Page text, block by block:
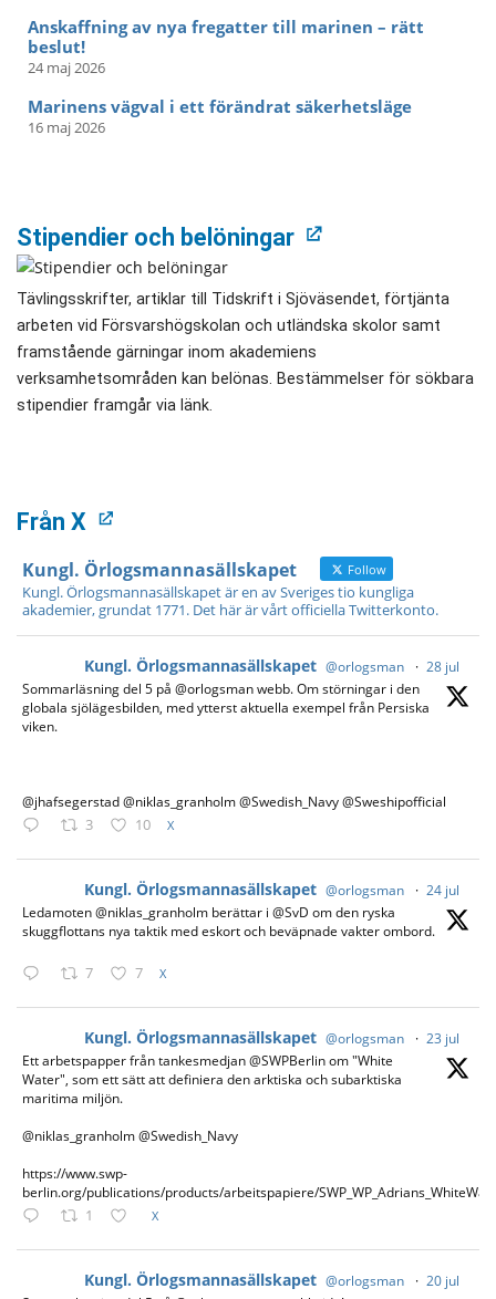
Anskaffning av nya fregatter till marinen – rätt
beslut!
24 maj 2026
Marinens vägval i ett förändrat säkerhetsläge
16 maj 2026
Stipendier och belöningar
Tävlingsskrifter, artiklar till Tidskrift i Sjöväsendet, förtjänta
arbeten vid Försvarshögskolan och utländska skolor samt
framstående gärningar inom akademiens
verksamhetsområden kan belönas. Bestämmelser för sökbara
stipendier framgår via länk.
Från X
Kungl. Örlogsmannasällskapet Follow
Kungl. Örlogsmannasällskapet är en av Sveriges tio kungliga
akademier, grundat 1771. Det här är vårt officiella Twitterkonto.
Kungl. Örlogsmannasällskapet @orlogsman · 28 jul
Sommarläsning del 5 på @orlogsman webb. Om störningar i den
globala sjölägesbilden, med ytterst aktuella exempel från Persiska
viken.
@jhafsegerstad @niklas_granholm @Swedish_Navy @Sweshipofficial
3 10 X
Kungl. Örlogsmannasällskapet @orlogsman · 24 jul
Ledamoten @niklas_granholm berättar i @SvD om den ryska
skuggflottans nya taktik med eskort och beväpnade vakter ombord.
7 7 X
Kungl. Örlogsmannasällskapet @orlogsman · 23 jul
Ett arbetspapper från tankesmedjan @SWPBerlin om "White
Water", som ett sätt att definiera den arktiska och subarktiska
maritima miljön.
@niklas_granholm @Swedish_Navy
https://www.swp-
berlin.org/publications/products/arbeitspapiere/
1 X
Kungl. Örlogsmannasällskapet @orlogsman · 20 jul